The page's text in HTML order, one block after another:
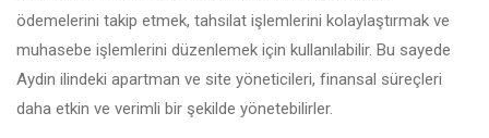
ödemelerini takip etmek, tahsilat işlemlerini kolaylaştırmak ve
muhasebe işlemlerini düzenlemek için kullanılabilir. Bu sayede
Aydin ilindeki apartman ve site yöneticileri, finansal süreçleri
daha etkin ve verimli bir şekilde yönetebilirler.